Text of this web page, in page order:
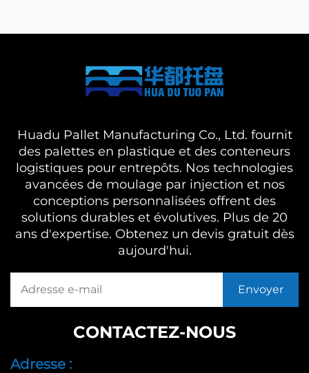
Huadu Pallet Manufacturing Co., Ltd. fournit
des palettes en plastique et des conteneurs
logistiques pour entrepôts. Nos technologies
avancées de moulage par injection et nos
conceptions personnalisées offrent des
solutions durables et évolutives. Plus de 20
ans d'expertise. Obtenez un devis gratuit dès
aujourd'hui.
CONTACTEZ-NOUS
Adresse :